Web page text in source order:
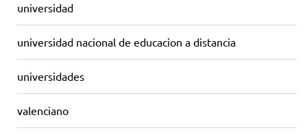
universidad
universidad nacional de educacion a distancia
universidades
valenciano